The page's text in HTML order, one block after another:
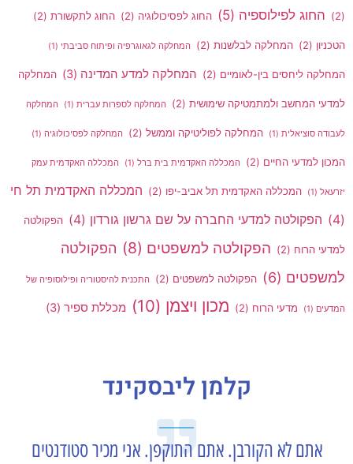
(2) החוג לפילוספיה (5) החוג לפסיכולוגיה (2) החוג לתקשורת (2)
הטכניון (2) המחלקה לבלשנות (2) המחלקה לגאוגרפיה ופיתוח סביבתי (1)
המחלקה ליחסים בין-לאומיים (2) המחלקה למדע המדינה (3) המחלקה
למדעי המחשב ולמתמטיקה שימושית (2) המחלקה לספרות עברית (1) המחלקה
לעבודה סוציאלית (1) המחלקה לפוליטיקה וממשל (2) המחלקה לפסיכולוגיה (1)
המכון למדעי החיים (2) המכללה האקדמית בית ברל (1) המכללה האקדמית עמק
יזרעאל (1) המכללה האקדמית תל אביב-יפו (2)
המכללה האקדמית תל חי
(4)
הפקולטה למדעי החברה על שם גרשון גורדון (4) הפקולטה
למדעי הרוח (2) הפקולטה למשפטים (8)
הפקולטה
למשפטים (6) הפקולטה למשפטים (2) התכנית להיסטוריה ופילוסופיה של
המדעים (1) מדעי הרוח (2) מכון ויצמן (10) מכללת ספיר (3)
קלמן ליבסקינד
אתם לא הקורבן. אתם התוקפן. אני מכיר סטודנטים